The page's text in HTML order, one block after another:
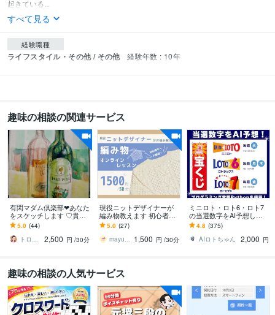
起きている...
すべて見る
経験職種
ライフスタイル・その他 / その他 経験年数 : 10年
趣味の相談の関連サービス
有閑マダム倶楽部❤あなた
をスケッチします ♡貴方
はロケット♡エネルギー
の発射基地♡NATSUKO♡
5.0 (44)
トロふわ❤なつこ
2,500 円 /30分
現役ニットデザイナーが
編み物教えます 初心者さ
んも大歓迎！編み物オン
ラインレッスン（30分
～）♩
5.0 (27)
mayu ニットデザイナー 1,500 円 /30分
ミニロト・ロト6・ロト7
の当選数字をAI予想しま
す プログラミング言語Pyt
honで当選数字をAIにて5
点予測
4.8 (375)
AIロトちゃん
2,000 円
趣味の相談の人気サービス